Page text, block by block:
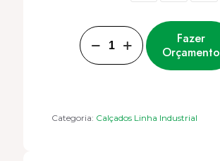
BOTINA
KADESH
PALMILHA
DE
PVC
Fazer
Orçamento
Categoria: Calçados Linha Industrial